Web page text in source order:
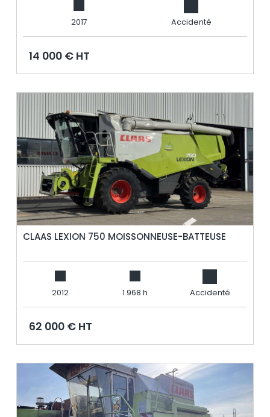
2017 Accidenté
14 000 € HT
CLAAS LEXION 750 MOISSONNEUSE-BATTEUSE
2012 1 968 h Accidenté
62 000 € HT